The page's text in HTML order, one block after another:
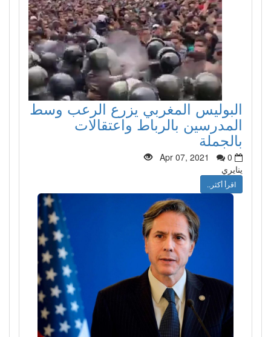
البوليس المغربي يزرع الرعب وسط
المدرسين بالرباط واعتقالات
بالجملة
Apr 07, 2021
0
ينايري
اقرأ أكثر..